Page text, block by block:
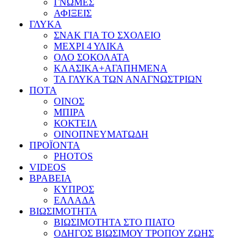
ΓΝΩΜΕΣ
ΑΦΙΞΕΙΣ
ΓΛΥΚΑ
ΣΝΑΚ ΓΙΑ ΤΟ ΣΧΟΛΕΙΟ
ΜΕΧΡΙ 4 ΥΛΙΚΑ
ΟΛΟ ΣΟΚΟΛΑΤΑ
ΚΛΑΣΙΚΑ+ΑΓΑΠΗΜΕΝΑ
ΤΑ ΓΛΥΚΑ ΤΩΝ ΑΝΑΓΝΩΣΤΡΙΩΝ
ΠΟΤΑ
ΟΙΝΟΣ
ΜΠΙΡΑ
ΚΟΚΤΕΙΛ
ΟΙΝΟΠΝΕΥΜΑΤΩΔΗ
ΠΡΟΪΟΝΤΑ
PHOTOS
VIDEOS
ΒΡΑΒΕΙΑ
ΚΥΠΡΟΣ
ΕΛΛΑΔΑ
ΒΙΩΣΙΜΟΤΗΤΑ
ΒΙΩΣΙΜΟΤΗΤΑ ΣΤΟ ΠΙΑΤΟ
ΟΔΗΓΟΣ ΒΙΩΣΙΜΟΥ ΤΡΟΠΟΥ ΖΩΗΣ